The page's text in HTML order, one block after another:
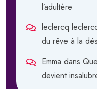
l’adultère
leclercq
du rêve à la
Emma dans
devient